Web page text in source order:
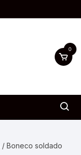
0
/ Boneco soldado